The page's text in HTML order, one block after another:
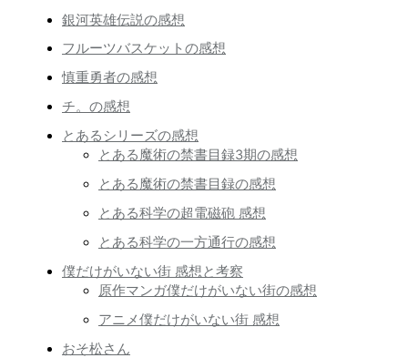
銀河英雄伝説の感想
フルーツバスケットの感想
慎重勇者の感想
チ。の感想
とあるシリーズの感想
とある魔術の禁書目録3期の感想
とある魔術の禁書目録の感想
とある科学の超電磁砲 感想
とある科学の一方通行の感想
僕だけがいない街 感想と考察
原作マンガ僕だけがいない街の感想
アニメ僕だけがいない街 感想
おそ松さん